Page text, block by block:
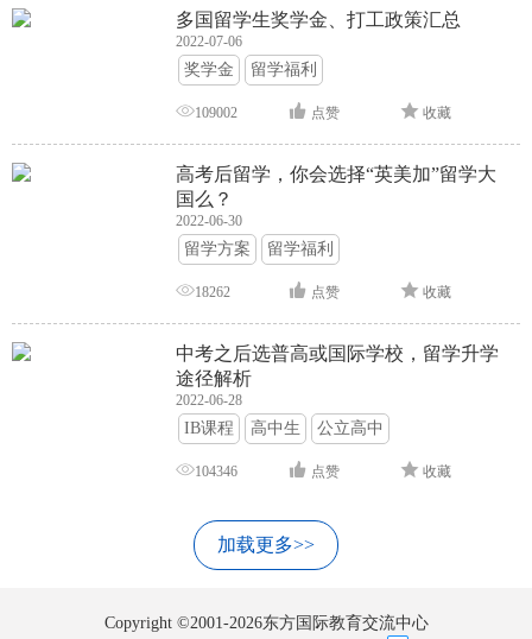
多国留学生奖学金、打工政策汇总
2022-07-06
奖学金 留学福利
109002 点赞 收藏
高考后留学，你会选择“英美加”留学大
国么？
2022-06-30
留学方案 留学福利
18262 点赞 收藏
中考之后选普高或国际学校，留学升学
途径解析
2022-06-28
IB课程 高中生 公立高中
104346 点赞 收藏
加载更多>>
Copyright ©2001-2026东方国际教育交流中心